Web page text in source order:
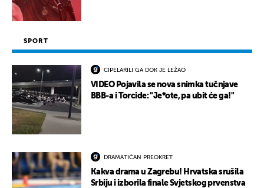
SPORT
CIPELARILI GA DOK JE LEŽAO
VIDEO Pojavila se nova snimka tučnjave
BBB-a i Torcide: "Je*ote, pa ubit će ga!"
DRAMATIČAN PREOKRET
Kakva drama u Zagrebu! Hrvatska srušila
Srbiju i izborila finale Svjetskog prvenstva